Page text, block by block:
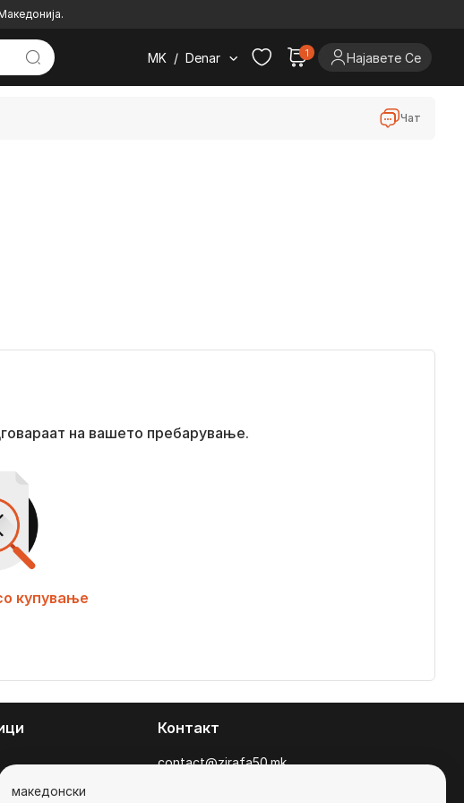
MK / Denar 1 Најавете Се
Чат
на вашето пребарување.
купување
Контакт
contact@zirafa50.mk
македонски